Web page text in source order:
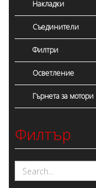
Накладки
Съединители
Филтри
Осветление
Гърнета за мотори
Филтър